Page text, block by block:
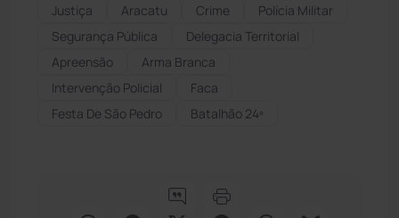
Justiça Aracatu Crime
Polícia Militar
Segurança Pública
Delegacia Territorial
Apreensão
Arma Branca
Intervenção Policial
Faca
Festa De São Pedro
Batalhão 24º